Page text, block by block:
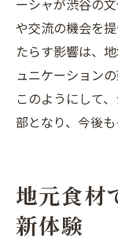
ーシャが渋谷の
や交流の機会を
たらす影響は、
ュニケーション
このようにして
部となり、今後
地元食材
新体験